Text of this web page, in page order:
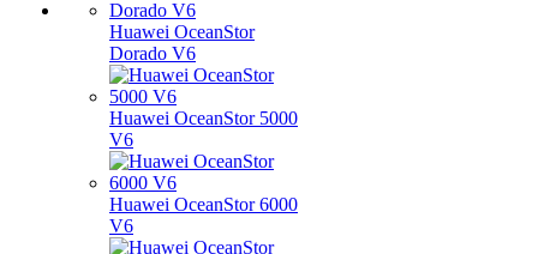
Huawei OceanStor
Dorado V6
Huawei OceanStor 5000
V6
Huawei OceanStor 6000
V6